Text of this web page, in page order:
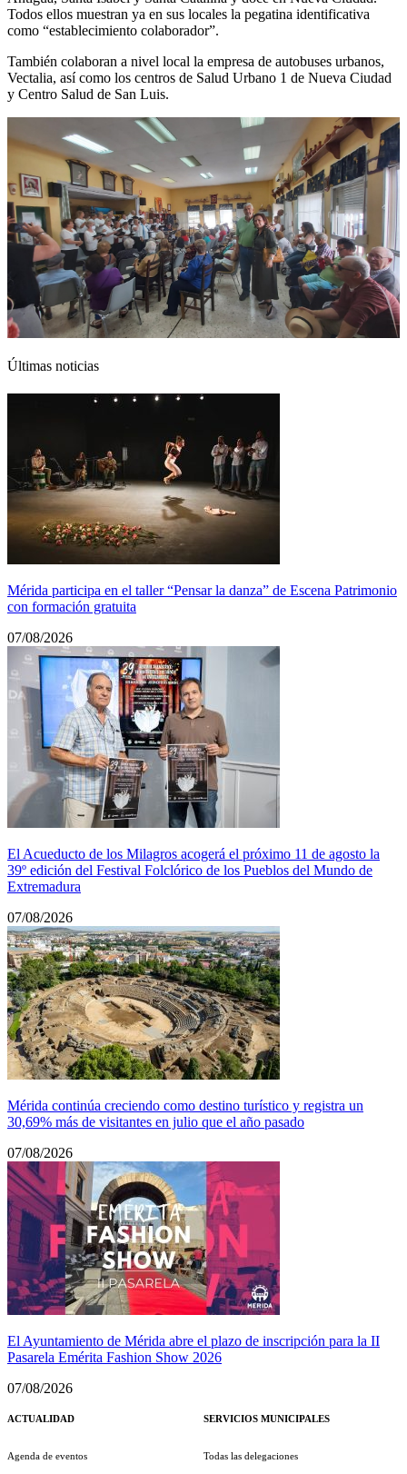
Todos ellos muestran ya en sus locales la pegatina identificativa
como “establecimiento colaborador”.
También colaboran a nivel local la empresa de autobuses urbanos,
Vectalia, así como los centros de Salud Urbano 1 de Nueva Ciudad
y Centro Salud de San Luis.
Últimas noticias
Mérida participa en el taller “Pensar la danza” de Escena Patrimonio
con formación gratuita
07/08/2026
El Acueducto de los Milagros acogerá el próximo 11 de agosto la
39º edición del Festival Folclórico de los Pueblos del Mundo de
Extremadura
07/08/2026
Mérida continúa creciendo como destino turístico y registra un
30,69% más de visitantes en julio que el año pasado
07/08/2026
El Ayuntamiento de Mérida abre el plazo de inscripción para la II
Pasarela Emérita Fashion Show 2026
07/08/2026
ACTUALIDAD
Agenda de eventos
SERVICIOS MUNICIPALES
Todas las delegaciones